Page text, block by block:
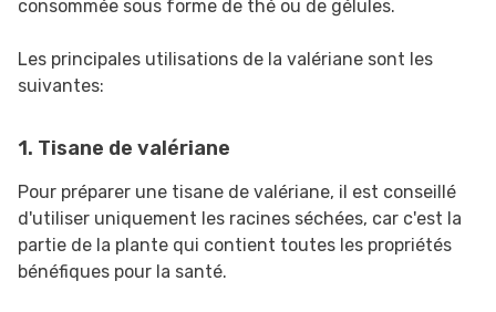
consommée sous forme de thé ou de gélules.
Les principales utilisations de la valériane sont les
suivantes:
1. Tisane de valériane
Pour préparer une tisane de valériane, il est conseillé
d'utiliser uniquement les racines séchées, car c'est la
partie de la plante qui contient toutes les propriétés
bénéfiques pour la santé.